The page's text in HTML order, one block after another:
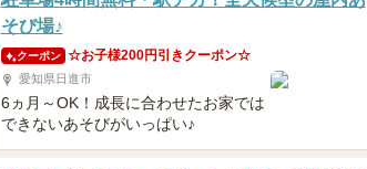
そび場♪
クーポン ☆お子様200円引きクーポン☆
愛知県日進市
6ヵ月～OK！成長に合わせたお家では
できないあそびがいっぱい♪